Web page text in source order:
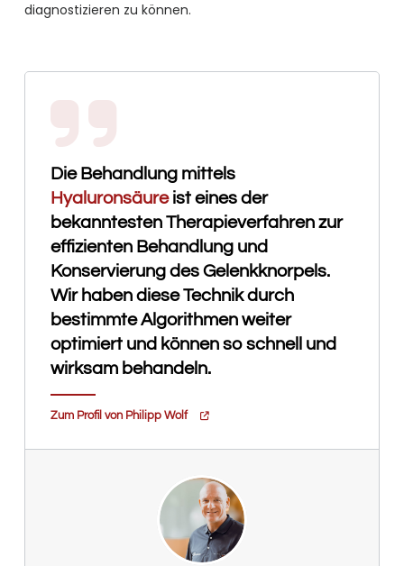
diagnostizieren zu können.
Die Behandlung mittels
Hyaluronsäureist eines der
bekanntesten Therapieverfahren zur
effizienten Behandlung und
Konservierung des Gelenkknorpels.
Wir haben diese Technik durch
bestimmte Algorithmen weiter
optimiert und können so schnell und
wirksam behandeln.
Zum Profil von Philipp Wolf